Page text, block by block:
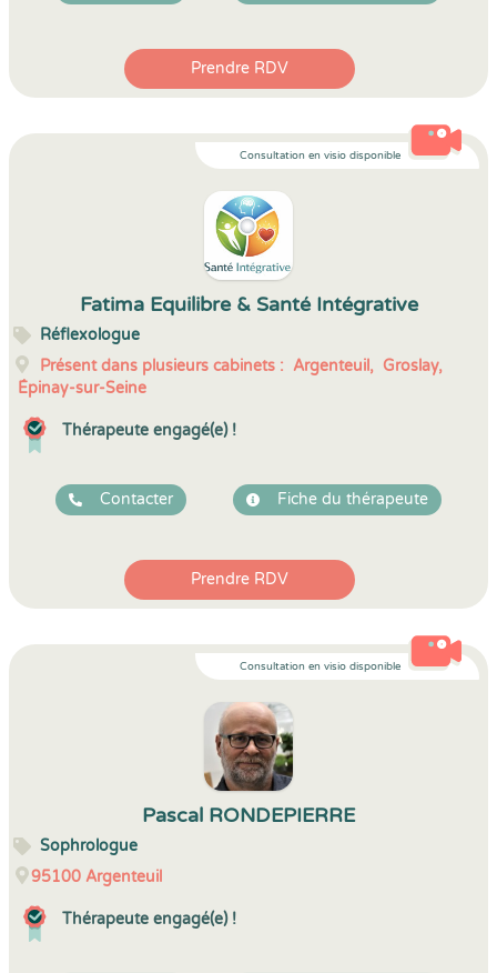
Prendre RDV
Consultation en visio disponible
Fatima Equilibre & Santé Intégrative
Réflexologue
Présent dans plusieurs cabinets : Argenteuil, Groslay,
Épinay-sur-Seine
Thérapeute engagé(e) !
Contacter Fiche du thérapeute
Prendre RDV
Consultation en visio disponible
Pascal RONDEPIERRE
Sophrologue
95100 Argenteuil
Thérapeute engagé(e) !